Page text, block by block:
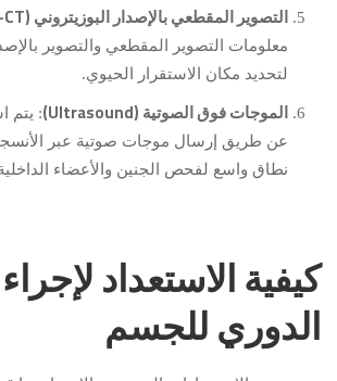
التصوير المقطعي بالإصدار البوزيتروني (PET-CT)
معلومات التصوير المقطعي والتصوير
لتحديد مكان الاستقرار الحيوي.
الموجات فوق الصوتية (Ultrasound)
: يتم
عن طريق إرسال موجات صوتية عبر
نطاق واسع لفحص الجنين والأعضاء
كيفية الاستعداد
الدوري للجسم